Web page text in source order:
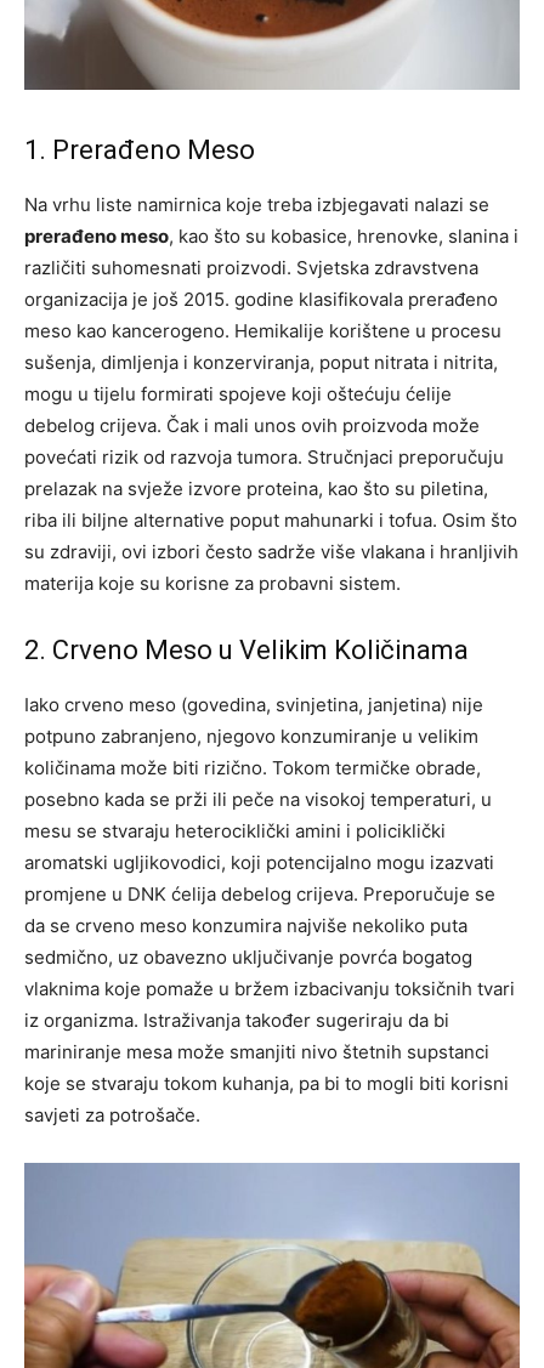
1. Prerađeno Meso
Na vrhu liste namirnica koje treba izbjegavati nalazi se
prerađeno meso, kao što su kobasice, hrenovke, slanina i
različiti suhomesnati proizvodi. Svjetska zdravstvena
organizacija je još 2015. godine klasifikovala prerađeno
meso kao kancerogeno. Hemikalije korištene u procesu
sušenja, dimljenja i konzerviranja, poput nitrata i nitrita,
mogu u tijelu formirati spojeve koji oštećuju ćelije
debelog crijeva. Čak i mali unos ovih proizvoda može
povećati rizik od razvoja tumora. Stručnjaci preporučuju
prelazak na svježe izvore proteina, kao što su piletina,
riba ili biljne alternative poput mahunarki i tofua. Osim što
su zdraviji, ovi izbori često sadrže više vlakana i hranljivih
materija koje su korisne za probavni sistem.
2. Crveno Meso u Velikim Količinama
Iako crveno meso (govedina, svinjetina, janjetina) nije
potpuno zabranjeno, njegovo konzumiranje u velikim
količinama može biti rizično. Tokom termičke obrade,
posebno kada se prži ili peče na visokoj temperaturi, u
mesu se stvaraju heterociklički amini i policiklički
aromatski ugljikovodici, koji potencijalno mogu izazvati
promjene u DNK ćelija debelog crijeva. Preporučuje se
da se crveno meso konzumira najviše nekoliko puta
sedmično, uz obavezno uključivanje povrća bogatog
vlaknima koje pomaže u bržem izbacivanju toksičnih tvari
iz organizma. Istraživanja također sugeriraju da bi
mariniranje mesa može smanjiti nivo štetnih supstanci
koje se stvaraju tokom kuhanja, pa bi to mogli biti korisni
savjeti za potrošače.